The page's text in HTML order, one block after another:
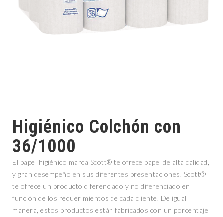
Higiénico Colchón con
36/1000
El papel higiénico marca Scott® te ofrece papel de alta calidad,
y gran desempeño en sus diferentes presentaciones. Scott®
te ofrece un producto diferenciado y no diferenciado en
función de los requerimientos de cada cliente. De igual
manera, estos productos están fabricados con un porcentaje